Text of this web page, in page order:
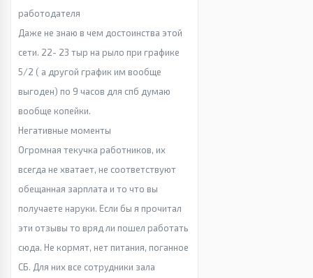
работодателя
Даже не знаю в чем достоинства этой
сети. 22- 23 тыр на рыло при графике
5/2 ( а другой график им вообще
выгоден) по 9 часов для спб думаю
вообще копейки.
Негативные моменты
Огромная текучка работников, их
всегда не хватает, не соответствуют
обещанная зарплата и то что вы
получаете наруки. Если бы я прочитал
эти отзывы то вряд ли пошел работать
сюда. Не кормят, нет питания, поганное
СБ. Для них все сотрудники зала